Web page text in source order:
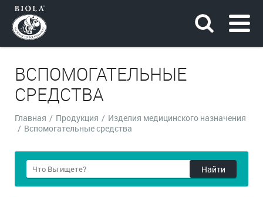
ВСПОМОГАТЕЛЬНЫЕ
СРЕДСТВА
Главная / Продукция / Изделия медицинского назначения
/ Вспомогательные средства
Найти